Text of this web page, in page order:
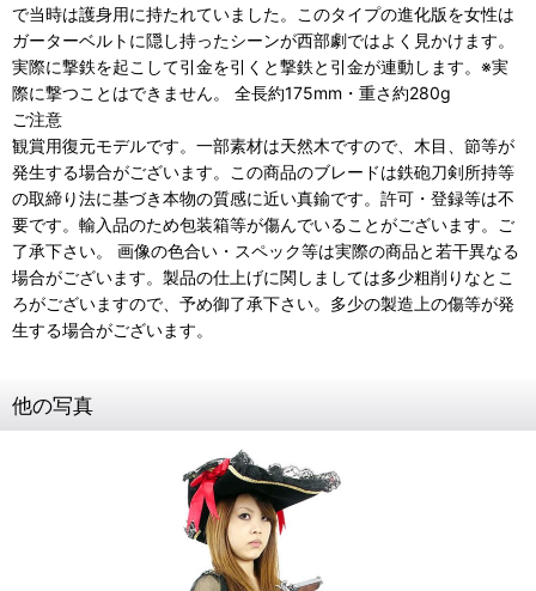
で当時は護身用に持たれていました。このタイプの進化版を女性は
ガーターベルトに隠し持ったシーンが西部劇ではよく見かけます。
実際に撃鉄を起こして引金を引くと撃鉄と引金が連動します。※実
際に撃つことはできません。 全長約175mm・重さ約280g
ご注意
観賞用復元モデルです。一部素材は天然木ですので、木目、節等が
発生する場合がございます。この商品のブレードは鉄砲刀剣所持等
の取締り法に基づき本物の質感に近い真鍮です。許可・登録等は不
要です。輸入品のため包装箱等が傷んでいることがございます。ご
了承下さい。 画像の色合い・スペック等は実際の商品と若干異なる
場合がございます。製品の仕上げに関しましては多少粗削りなとこ
ろがございますので、予め御了承下さい。多少の製造上の傷等が発
生する場合がございます。
他の写真